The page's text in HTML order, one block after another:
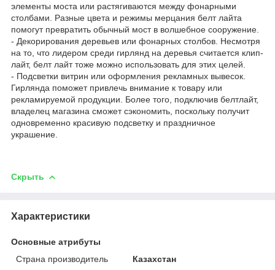
элементы моста или растягиваются между фонарными
столбами. Разные цвета и режимы мерцания белт лайта
помогут превратить обычный мост в волшебное сооружение.
- Декорирования деревьев или фонарных столбов. Несмотря
на то, что лидером среди гирлянд на деревья считается клип-
лайт, белт лайт тоже можно использовать для этих целей.
- Подсветки витрин или оформления рекламных вывесок.
Гирлянда поможет привлечь внимание к товару или
рекламируемой продукции. Более того, подключив белтлайт,
владелец магазина сможет сэкономить, поскольку получит
одновременно красивую подсветку и праздничное
украшение.
Скрыть
Характеристики
Основные атрибуты
Страна производитель
Казахстан